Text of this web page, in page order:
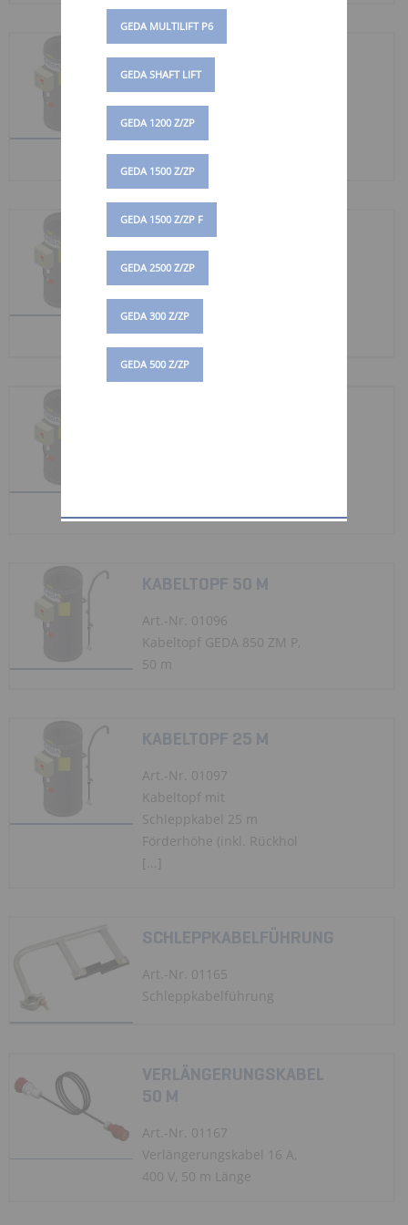
GEDA MULTILIFT P6
GEDA SHAFT LIFT
GEDA 1200 Z/ZP
GEDA 1500 Z/ZP
GEDA 1500 Z/ZP F
GEDA 2500 Z/ZP
GEDA 300 Z/ZP
GEDA 500 Z/ZP
KABELTOPF 50 M
Art.-Nr. 01088
Förderhöhe
KABELTOPF 75 M
Art.-Nr. 01089
Kabeltopf mit
Schleppkabel 75 m
Förderhöhe
KABELTOPF 50 M
Art.-Nr. 01096
Kabeltopf GEDA 850 ZM P,
50 m
KABELTOPF 25 M
Art.-Nr. 01097
Kabeltopf mit
Schleppkabel 25 m
Förderhöhe (inkl. Rückhol
[...]
SCHLEPPKABELFÜHRUNG
Art.-Nr. 01165
Schleppkabelführung
VERLÄNGERUNGSKABEL
50 M
Art.-Nr. 01167
Verlängerungskabel 16 A,
400 V, 50 m Länge